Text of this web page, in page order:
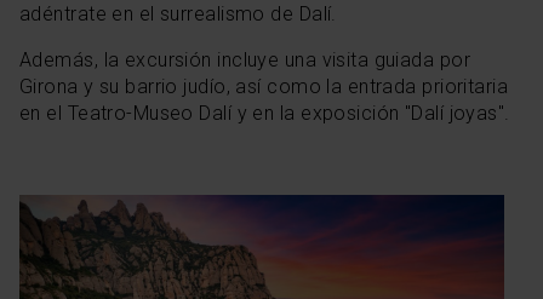
adéntrate en el surrealismo de Dalí.
Además, la excursión incluye una visita guiada por
Girona y su barrio judío, así como la entrada prioritaria
en el Teatro-Museo Dalí y en la exposición "Dalí joyas".